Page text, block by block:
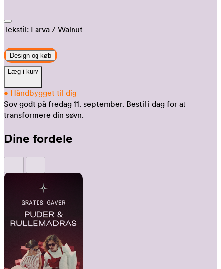
Tekstil: Larva / Walnut
Design og køb
Læg i kurv
• Håndbygget til dig
Sov godt på fredag 11. september. Bestil i dag for at
transformere din søvn.
Dine fordele